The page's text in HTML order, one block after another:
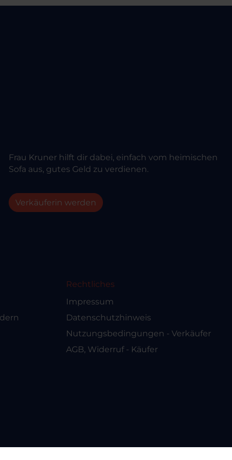
Frau Kruner hilft dir dabei, einfach vom heimischen
Sofa aus, gutes Geld zu verdienen.
Verkäuferin werden
Rechtliches
Impressum
Datenschutzhinweis
Nutzungsbedingungen - Verkäufer
AGB, Widerruf - Käufer